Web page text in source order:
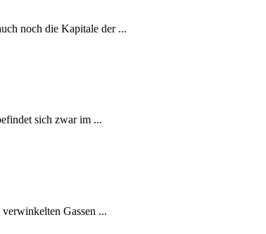
noch die Kapitale der ...
sich zwar im ...
Gassen ...